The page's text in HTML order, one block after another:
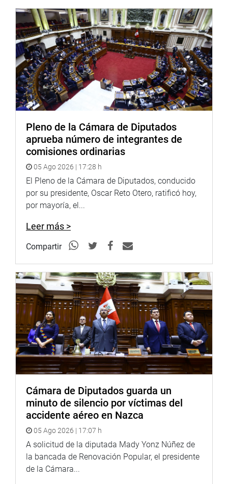
Youtube: http://www.youtube.com/congresoperu
Soundcloud: https://soundcloud.com/radiocongreso
Pleno de la Cámara de Diputados
aprueba número de integrantes de
comisiones ordinarias
05 Ago 2026 | 17:28 h
El Pleno de la Cámara de Diputados, conducido
por su presidente, Oscar Reto Otero, ratificó hoy,
por mayoría, el...
Leer más >
Compartir
Cámara de Diputados guarda un
minuto de silencio por víctimas del
accidente aéreo en Nazca
05 Ago 2026 | 17:07 h
A solicitud de la diputada Mady Yonz Núñez de
la bancada de Renovación Popular, el presidente
de la Cámara...